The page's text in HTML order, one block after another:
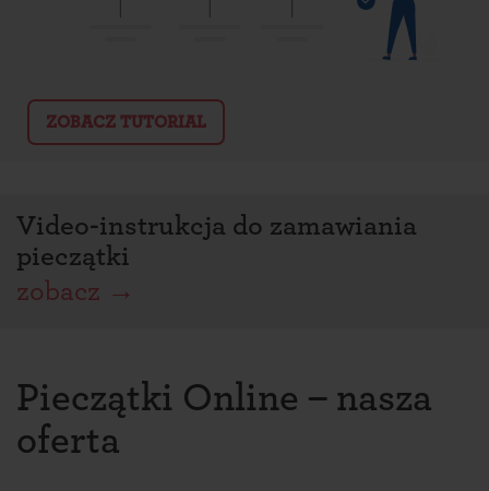
ZOBACZ TUTORIAL
Video-instrukcja do zamawiania
pieczątki
zobacz →
Pieczątki Online – nasza
oferta